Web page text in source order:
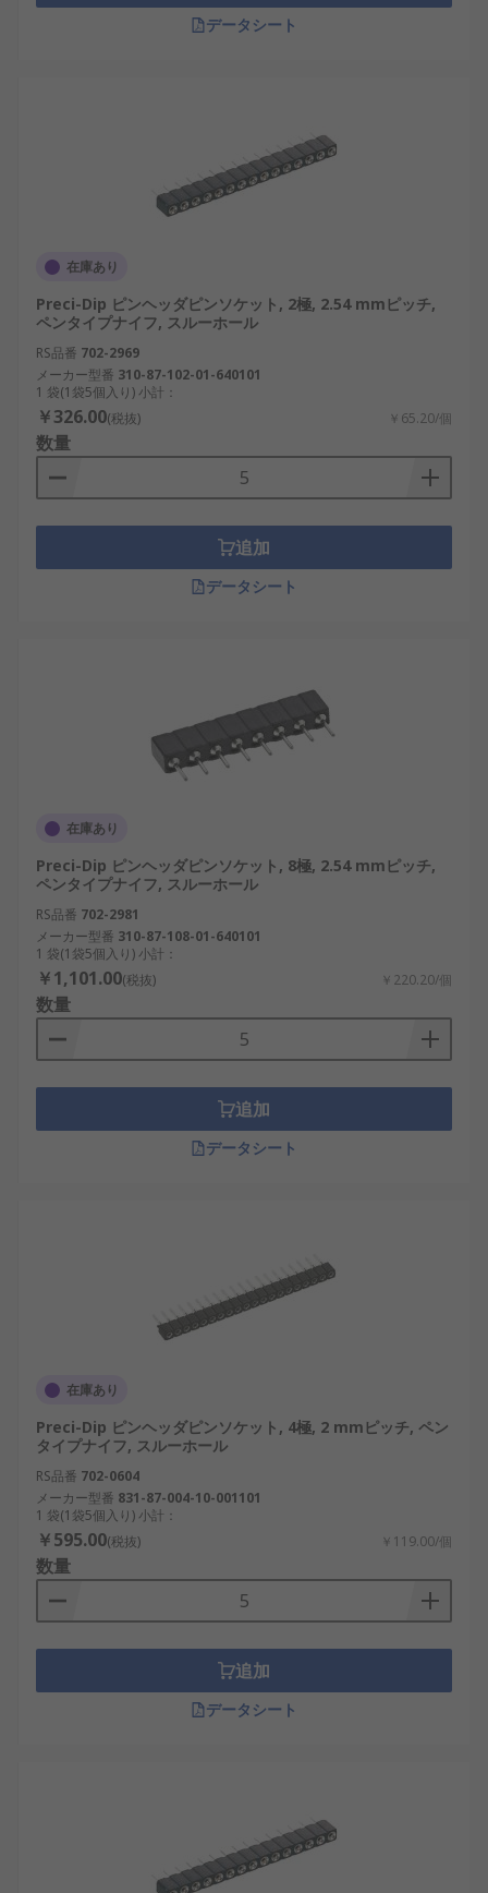
データシート
在庫あり
Preci-Dip ピンヘッダピンソケット, 2極, 2.54 mmピッチ,
ペンタイプナイフ, スルーホール
RS品番 702-2969
メーカー型番 310-87-102-01-640101
1 袋(1袋5個入り) 小計：
￥326.00(税抜) ￥65.20/個
数量
追加
データシート
在庫あり
Preci-Dip ピンヘッダピンソケット, 8極, 2.54 mmピッチ,
ペンタイプナイフ, スルーホール
RS品番 702-2981
メーカー型番 310-87-108-01-640101
1 袋(1袋5個入り) 小計：
￥1,101.00(税抜) ￥220.20/個
数量
追加
データシート
在庫あり
Preci-Dip ピンヘッダピンソケット, 4極, 2 mmピッチ, ペン
タイプナイフ, スルーホール
RS品番 702-0604
メーカー型番 831-87-004-10-001101
1 袋(1袋5個入り) 小計：
￥595.00(税抜) ￥119.00/個
数量
追加
データシート